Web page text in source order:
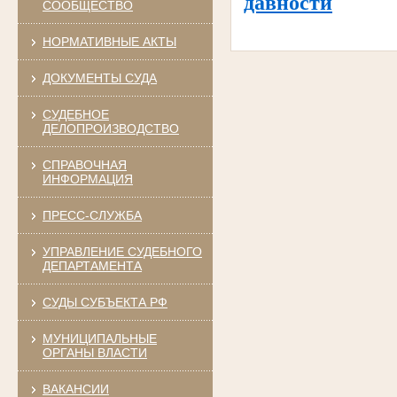
СООБЩЕСТВО
НОРМАТИВНЫЕ АКТЫ
ДОКУМЕНТЫ СУДА
СУДЕБНОЕ
ДЕЛОПРОИЗВОДСТВО
СПРАВОЧНАЯ
ИНФОРМАЦИЯ
ПРЕСС-СЛУЖБА
УПРАВЛЕНИЕ СУДЕБНОГО
ДЕПАРТАМЕНТА
СУДЫ СУБЪЕКТА РФ
МУНИЦИПАЛЬНЫЕ
ОРГАНЫ ВЛАСТИ
ВАКАНСИИ